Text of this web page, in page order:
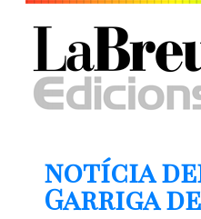
notícia
Garriga de